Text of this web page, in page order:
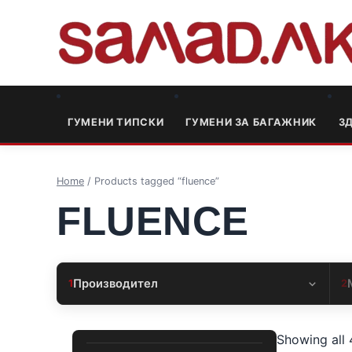
ГУМЕНИ ТИПСКИ ГУМЕНИ ЗА БАГАЖНИК
Home / Products tagged “fluence”
FLUENCE
1Производител 2
Showing all